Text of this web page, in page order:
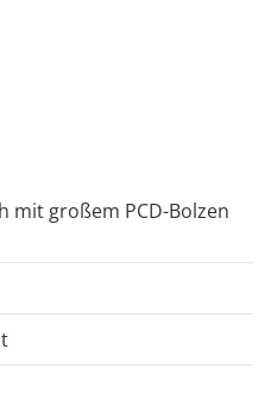
mit großem PCD-Bolzen